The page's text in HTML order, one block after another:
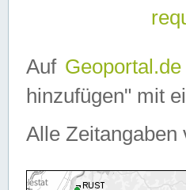
Auf Geoportal.de
hinzufügen" mit
Alle Zeitangaben